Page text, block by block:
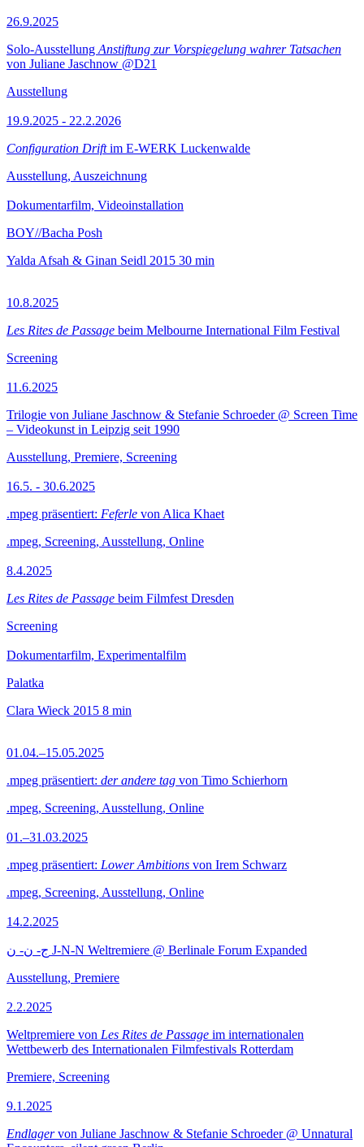
26.9.2025
Solo-Ausstellung Anstiftung zur Vorspiegelung wahrer Tatsachen
von Juliane Jaschnow @D21
Ausstellung
19.9.2025 - 22.2.2026
Configuration Driftim E-WERK Luckenwalde
Ausstellung, Auszeichnung
Dokumentarfilm, Videoinstallation
BOY//Bacha Posh
Yalda Afsah & Ginan Seidl 2015 30 min
10.8.2025
Les Rites de Passage beim Melbourne International Film Festival
Screening
11.6.2025
Trilogie von Juliane Jaschnow & Stefanie Schroeder @ Screen Time
– Videokunst in Leipzig seit 1990
Ausstellung, Premiere, Screening
16.5. - 30.6.2025
.mpeg präsentiert: Feferle von Alica Khaet
.mpeg, Screening, Ausstellung, Online
8.4.2025
Les Rites de Passage beim Filmfest Dresden
Screening
Dokumentarfilm, Experimentalfilm
Palatka
Clara Wieck 2015 8 min
01.04.–15.05.2025
.mpeg präsentiert: der andere tag von Timo Schierhorn
.mpeg, Screening, Ausstellung, Online
01.–31.03.2025
.mpeg präsentiert: Lower Ambitions von Irem Schwarz
.mpeg, Screening, Ausstellung, Online
14.2.2025
ج- ن- ن J-N-N Weltremiere @ Berlinale Forum Expanded
Ausstellung, Premiere
2.2.2025
Weltpremiere von Les Rites de Passage im internationalen
Wettbewerb des Internationalen Filmfestivals Rotterdam
Premiere, Screening
9.1.2025
Endlagervon Juliane Jaschnow & Stefanie Schroeder @ Unnatural